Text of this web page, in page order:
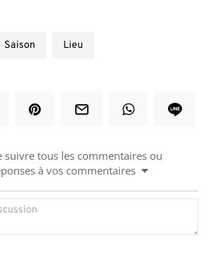
saison lieu
suivre tous les commentaires ou
à vos commentaires